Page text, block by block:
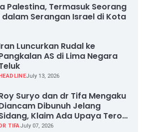
Palestina, Termasuk Seorang
dalam Serangan Israel di Kota
Luncurkan Rudal ke
AS di Lima Negara
July 13, 2026
Suryo dan dr Tifa Mengaku
Dibunuh Jelang
Klaim Ada Upaya Teror
Intimidasi
TIFAJuly 07, 2026